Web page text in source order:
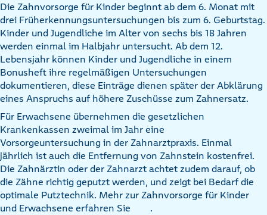
Die Zahnvorsorge für Kinder beginnt ab dem 6. Monat mit
drei Früherkennungsuntersuchungen bis zum 6. Geburtstag.
Kinder und Jugendliche im Alter von sechs bis 18 Jahren
werden einmal im Halbjahr untersucht. Ab dem 12.
Lebensjahr können Kinder und Jugendliche in einem
Bonusheft ihre regelmäßigen Untersuchungen
dokumentieren, diese Einträge dienen später der Abklärung
eines Anspruchs auf höhere Zuschüsse zum Zahnersatz.
Für Erwachsene übernehmen die gesetzlichen
Krankenkassen zweimal im Jahr eine
Vorsorgeuntersuchung in der Zahnarztpraxis. Einmal
jährlich ist auch die Entfernung von Zahnstein kostenfrei.
Die Zahnärztin oder der Zahnarzt achtet zudem darauf, ob
die Zähne richtig geputzt werden, und zeigt bei Bedarf die
optimale Putztechnik. Mehr zur Zahnvorsorge für Kinder
und Erwachsene erfahren Sie
.